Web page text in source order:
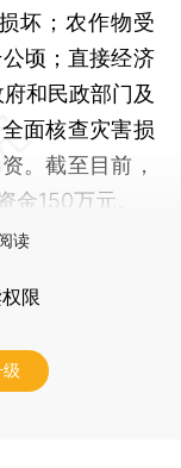
坏；农作物受
顷；直接经济
和民政部门及
面核查灾害损
。截至目前，
金150万元。
读
限